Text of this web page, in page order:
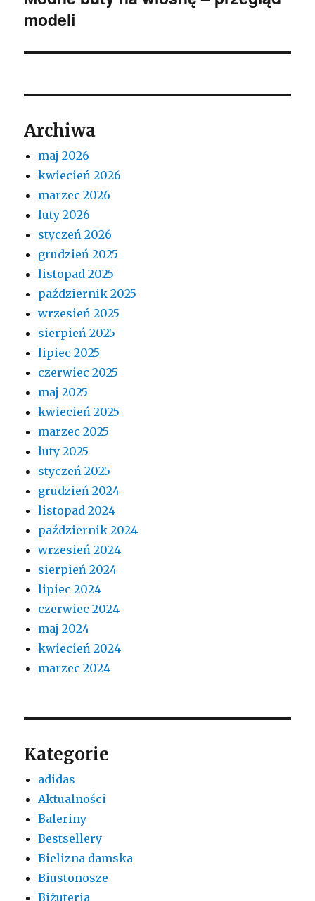
wpis:
modeli
Archiwa
maj 2026
kwiecień 2026
marzec 2026
luty 2026
styczeń 2026
grudzień 2025
listopad 2025
październik 2025
wrzesień 2025
sierpień 2025
lipiec 2025
czerwiec 2025
maj 2025
kwiecień 2025
marzec 2025
luty 2025
styczeń 2025
grudzień 2024
listopad 2024
październik 2024
wrzesień 2024
sierpień 2024
lipiec 2024
czerwiec 2024
maj 2024
kwiecień 2024
marzec 2024
Kategorie
adidas
Aktualności
Baleriny
Bestsellery
Bielizna damska
Biustonosze
Biżuteria